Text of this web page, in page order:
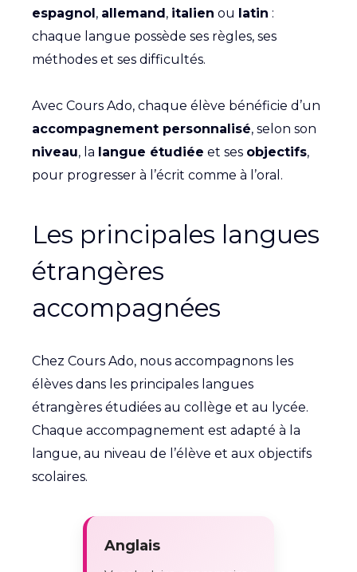
espagnol , allemand , italien ou latin :
chaque langue possède ses règles, ses
méthodes et ses difficultés.
Avec Cours Ado, chaque élève bénéficie d’un
accompagnement personnalisé, selon son
niveau, la langue étudiée et ses objectifs,
pour progresser à l’écrit comme à l’oral.
Les principales langues
étrangères
accompagnées
Chez Cours Ado, nous accompagnons les
élèves dans les principales langues
étrangères étudiées au collège et au lycée.
Chaque accompagnement est adapté à la
langue, au niveau de l’élève et aux objectifs
scolaires.
Anglais